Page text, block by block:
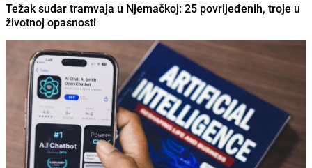
Težak sudar tramvaja u Njemačkoj: 25 povrijeđenih, troje u
životnoj opasnosti